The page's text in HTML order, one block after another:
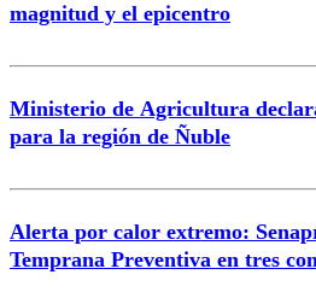
magnitud y el epicentro
Ministerio de Agricultura
para la región de Ñuble
Alerta por calor extremo:
Temprana Preventiva en tres